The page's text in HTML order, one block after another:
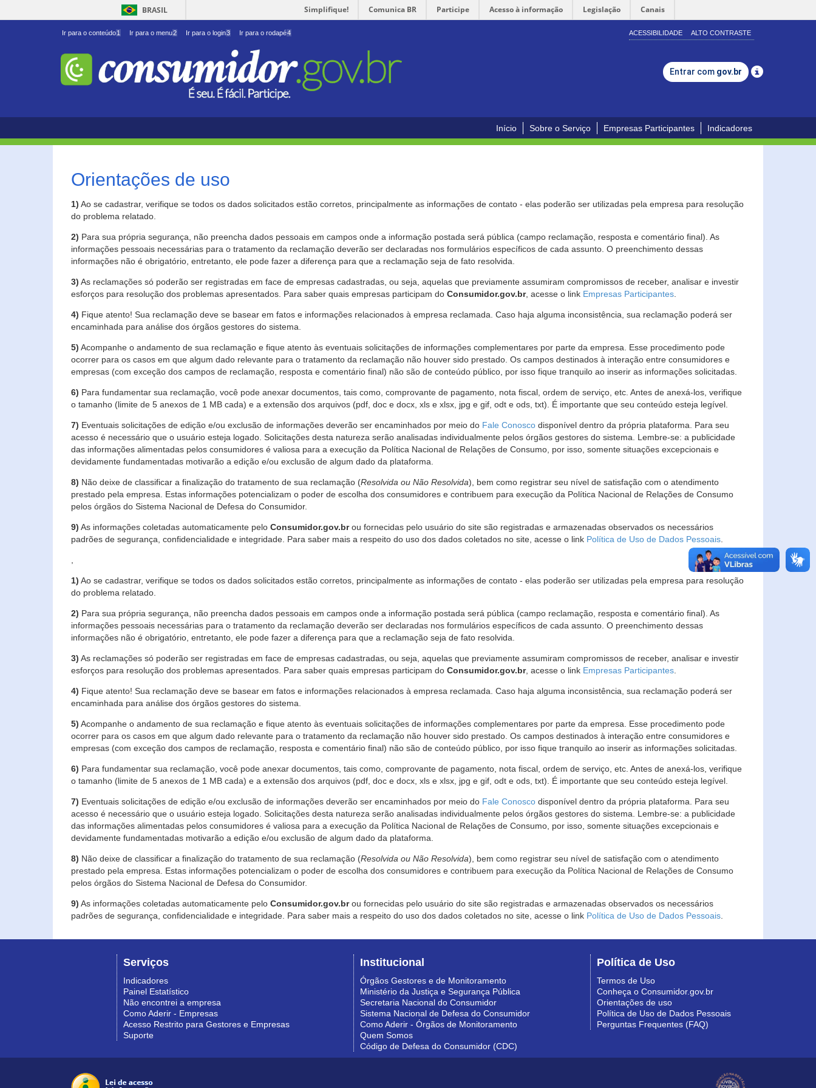
BRASIL Simplifique! Comunica BR Participe Acesso à informação Legislação Canais
Ir para o conteúdo1 Ir para o menu2 Ir para o login3 Ir para o rodapé4 ACESSIBILIDADE ALTO CONTRASTE
Entrar com gov.br
Início Sobre o Serviço Empresas Participantes Indicadores
Orientações de uso
1) Ao se cadastrar, verifique se todos os dados solicitados estão corretos, principalmente as informações de contato - elas poderão ser utilizadas pela empresa para resolução
do problema relatado.
2) Para sua própria segurança, não preencha dados pessoais em campos onde a informação postada será pública (campo reclamação, resposta e comentário final). As
informações pessoais necessárias para o tratamento da reclamação deverão ser declaradas nos formulários específicos de cada assunto. O preenchimento dessas
informações não é obrigatório, entretanto, ele pode fazer a diferença para que a reclamação seja de fato resolvida.
3) As reclamações só poderão ser registradas em face de empresas cadastradas, ou seja, aquelas que previamente assumiram compromissos de receber, analisar e investir
esforços para resolução dos problemas apresentados. Para saber quais empresas participam do Consumidor.gov.br, acesse o link Empresas Participantes
4) Fique atento! Sua reclamação deve se basear em fatos e informações relacionados à empresa reclamada. Caso haja alguma inconsistência, sua reclamação poderá ser
encaminhada para análise dos órgãos gestores do sistema.
5) Acompanhe o andamento de sua reclamação e fique atento às eventuais solicitações de informações complementares por parte da empresa. Esse procedimento pode
ocorrer para os casos em que algum dado relevante para o tratamento da reclamação não houver sido prestado. Os campos destinados à interação entre consumidores e
empresas (com exceção dos campos de reclamação, resposta e comentário final) não são de conteúdo público, por isso fique tranquilo ao inserir as informações solicitadas.
6) Para fundamentar sua reclamação, você pode anexar documentos, tais como, comprovante de pagamento, nota fiscal, ordem de serviço, etc. Antes de anexá-los, verifique
o tamanho (limite de 5 anexos de 1 MB cada) e a extensão dos arquivos (pdf, doc e docx, xls e xlsx, jpg e gif, odt e ods, txt). É importante que seu conteúdo esteja legível.
7) Eventuais solicitações de edição e/ou exclusão de informações deverão ser encaminhados por meio do Fale Conosco disponível dentro da própria plataforma. Para seu
acesso é necessário que o usuário esteja logado. Solicitações desta natureza serão analisadas individualmente pelos órgãos gestores do sistema. Lembre-se: a publicidade
das informações alimentadas pelos consumidores é valiosa para a execução da Política Nacional de Relações de Consumo, por isso, somente situações excepcionais e
devidamente fundamentadas motivarão a edição e/ou exclusão de algum dado da plataforma.
8) Não deixe de classificar a finalização do tratamento de sua reclamação (Resolvida ou Não Resolvida), bem como registrar seu nível de satisfação com o atendimento
prestado pela empresa. Estas informações potencializam o poder de escolha dos consumidores e contribuem para execução da Política Nacional de Relações de Consumo
pelos órgãos do Sistema Nacional de Defesa do Consumidor.
9) As informações coletadas automaticamente pelo Consumidor.gov.brou fornecidas pelo usuário do site são registradas e armazenadas observados os necessários
padrões de segurança, confidencialidade e integridade. Para saber mais a respeito do uso dos dados coletados no site, acesse o link Política de Uso de Dados Pessoais
1) Ao se cadastrar, verifique se todos os dados solicitados estão corretos, principalmente as informações de contato - elas poderão ser utilizadas pela empresa para resolução
do problema relatado.
2) Para sua própria segurança, não preencha dados pessoais em campos onde a informação postada será pública (campo reclamação, resposta e comentário final). As
informações pessoais necessárias para o tratamento da reclamação deverão ser declaradas nos formulários específicos de cada assunto. O preenchimento dessas
informações não é obrigatório, entretanto, ele pode fazer a diferença para que a reclamação seja de fato resolvida.
3) As reclamações só poderão ser registradas em face de empresas cadastradas, ou seja, aquelas que previamente assumiram compromissos de receber, analisar e investir
esforços para resolução dos problemas apresentados. Para saber quais empresas participam do Consumidor.gov.br, acesse o link Empresas Participantes
4) Fique atento! Sua reclamação deve se basear em fatos e informações relacionados à empresa reclamada. Caso haja alguma inconsistência, sua reclamação poderá ser
encaminhada para análise dos órgãos gestores do sistema.
5) Acompanhe o andamento de sua reclamação e fique atento às eventuais solicitações de informações complementares por parte da empresa. Esse procedimento pode
ocorrer para os casos em que algum dado relevante para o tratamento da reclamação não houver sido prestado. Os campos destinados à interação entre consumidores e
empresas (com exceção dos campos de reclamação, resposta e comentário final) não são de conteúdo público, por isso fique tranquilo ao inserir as informações solicitadas.
6) Para fundamentar sua reclamação, você pode anexar documentos, tais como, comprovante de pagamento, nota fiscal, ordem de serviço, etc. Antes de anexá-los, verifique
o tamanho (limite de 5 anexos de 1 MB cada) e a extensão dos arquivos (pdf, doc e docx, xls e xlsx, jpg e gif, odt e ods, txt). É importante que seu conteúdo esteja legível.
7) Eventuais solicitações de edição e/ou exclusão de informações deverão ser encaminhados por meio do Fale Conosco disponível dentro da própria plataforma. Para seu
acesso é necessário que o usuário esteja logado. Solicitações desta natureza serão analisadas individualmente pelos órgãos gestores do sistema. Lembre-se: a publicidade
das informações alimentadas pelos consumidores é valiosa para a execução da Política Nacional de Relações de Consumo, por isso, somente situações excepcionais e
devidamente fundamentadas motivarão a edição e/ou exclusão de algum dado da plataforma.
8) Não deixe de classificar a finalização do tratamento de sua reclamação (Resolvida ou Não Resolvida), bem como registrar seu nível de satisfação com o atendimento
prestado pela empresa. Estas informações potencializam o poder de escolha dos consumidores e contribuem para execução da Política Nacional de Relações de Consumo
pelos órgãos do Sistema Nacional de Defesa do Consumidor.
9) As informações coletadas automaticamente pelo Consumidor.gov.brou fornecidas pelo usuário do site são registradas e armazenadas observados os necessários
padrões de segurança, confidencialidade e integridade. Para saber mais a respeito do uso dos dados coletados no site, acesse o link Política de Uso de Dados Pessoais
Serviços
Indicadores
Painel Estatístico
Não encontrei a empresa
Como Aderir - Empresas
Acesso Restrito para Gestores e Empresas
Suporte
Institucional
Órgãos Gestores e de Monitoramento
Ministério da Justiça e Segurança Pública
Secretaria Nacional do Consumidor
Sistema Nacional de Defesa do Consumidor
Como Aderir - Órgãos de Monitoramento
Quem Somos
Código de Defesa do Consumidor (CDC)
Política de Uso
Termos de Uso
Conheça o Consumidor.gov.br
Orientações de uso
Política de Uso de Dados Pessoais
Perguntas Frequentes (FAQ)